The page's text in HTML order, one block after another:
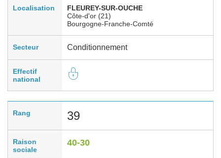
Localisation
FLEUREY-SUR-OUCHE
Côte-d'or (21)
Bourgogne-Franche-Comté
Secteur Conditionnement
Effectif
national
Rang 39
Raison
sociale
40-30